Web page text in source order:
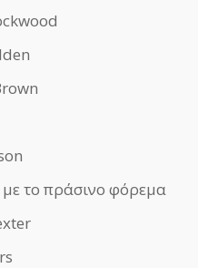
το πράσινο φόρεμα